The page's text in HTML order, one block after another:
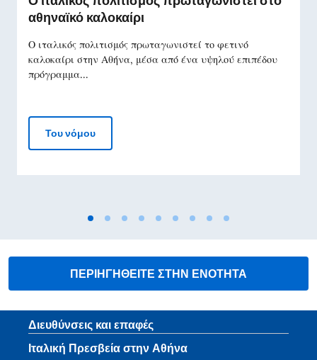
αθηναϊκό καλοκαίρι
Ο ιταλικός πολιτισμός πρωταγωνιστεί το φετινό
καλοκαίρι στην Αθήνα, μέσα από ένα υψηλού επιπέδου
πρόγραμμα...
Του νόμουΟ ιταλικός πολιτισμός πρωταγωνιστεί στο
ΠΕΡΙΗΓΗΘΕΙΤΕ ΣΤΗΝ ΕΝΟΤΗΤΑ
Footer section
Διευθύνσεις και επαφές
Ιταλική Πρεσβεία στην Αθήνα